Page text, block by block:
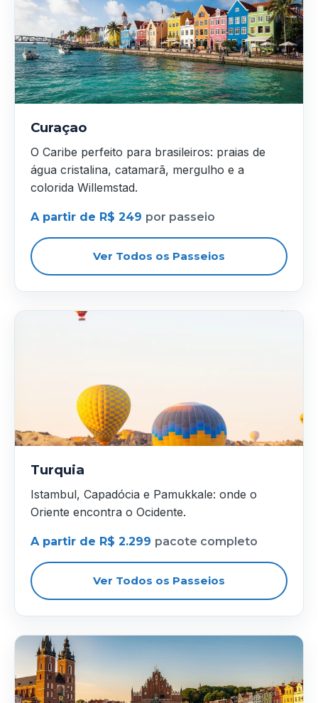
Curaçao
O Caribe perfeito para brasileiros: praias de
água cristalina, catamarã, mergulho e a
colorida Willemstad.
A partir de R$ 249 por passeio
Ver Todos os Passeios
Turquia
Istambul, Capadócia e Pamukkale: onde o
Oriente encontra o Ocidente.
A partir de R$ 2.299 pacote completo
Ver Todos os Passeios